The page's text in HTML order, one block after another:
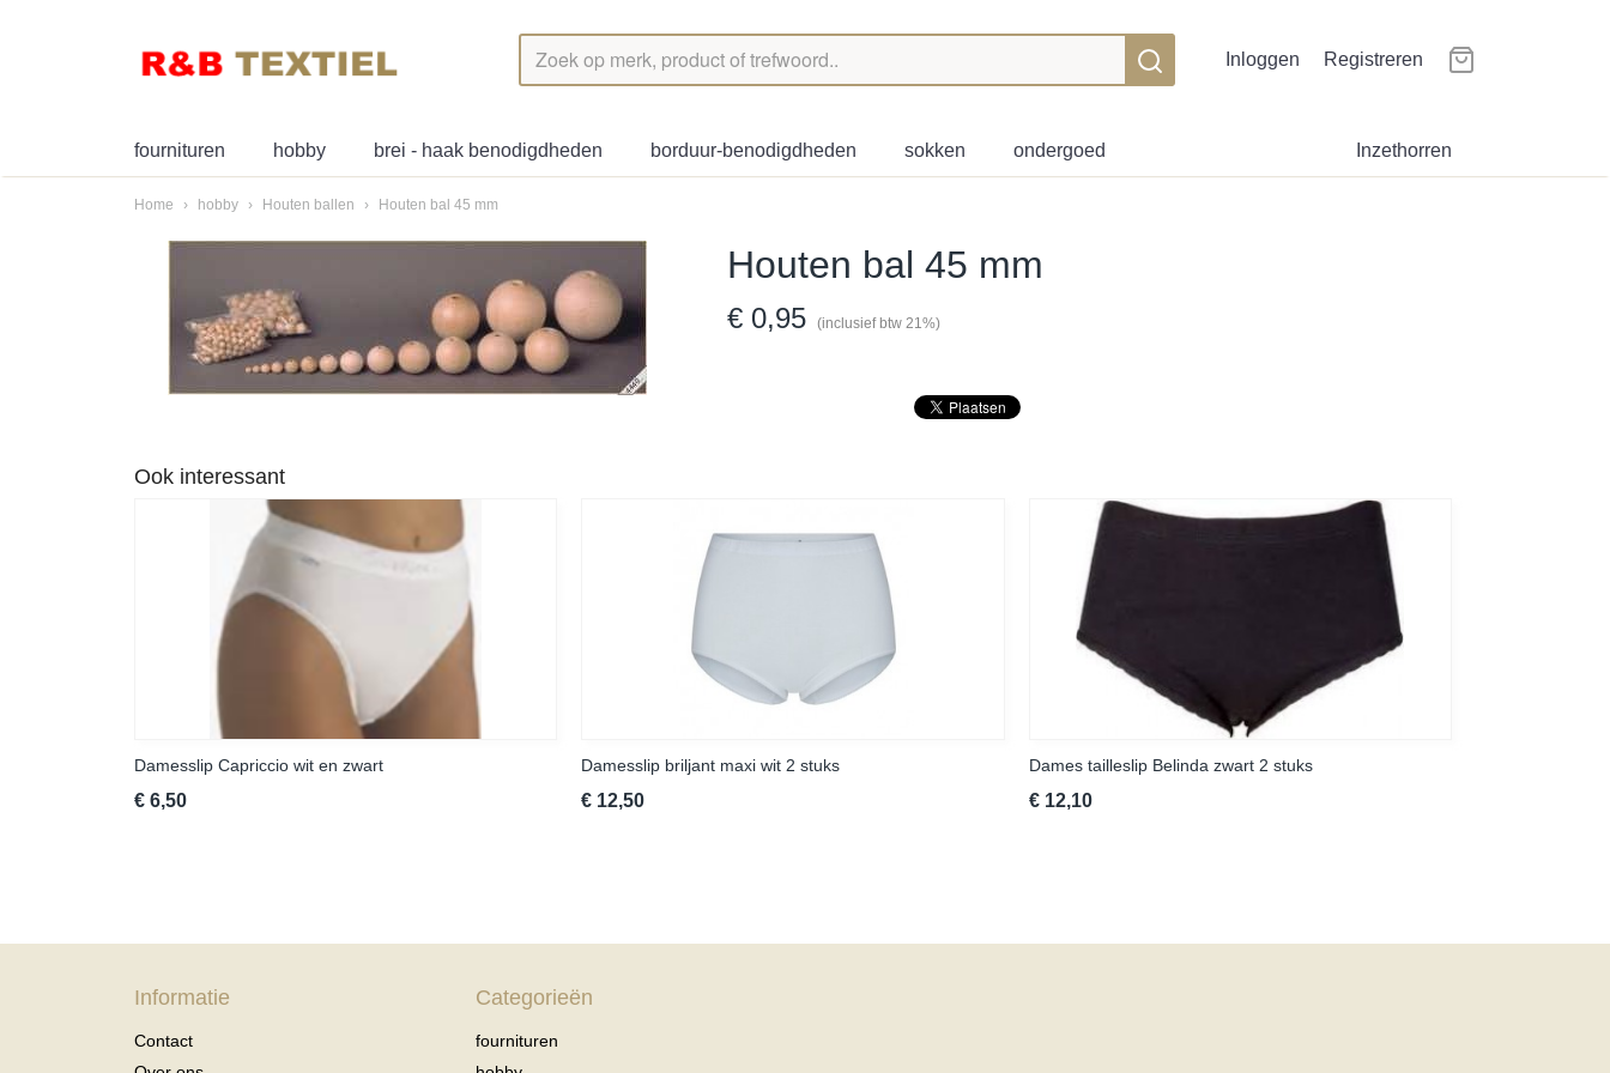
Inloggen Registreren
Inzethorren
fournituren hobby brei - haak benodigdheden borduur-benodigdheden sokken ondergoed
Home › hobby › Houten ballen › Houten bal 45 mm
Houten bal 45 mm
€ 0,95 (inclusief btw 21%)
Ook interessant
Damesslip Capriccio wit en zwart
€ 6,50
Damesslip briljant maxi wit 2 stuks
€ 12,50
Dames tailleslip Belinda zwart 2 stuks
€ 12,10
Informatie
Contact
Categorieën
fournituren